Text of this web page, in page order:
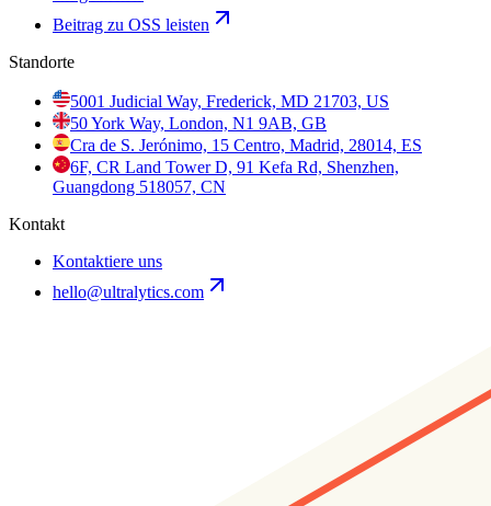
Beitrag zu OSS leisten
Standorte
5001 Judicial Way, Frederick, MD 21703, US
50 York Way, London, N1 9AB, GB
Cra de S. Jerónimo, 15 Centro, Madrid, 28014, ES
6F, CR Land Tower D, 91 Kefa Rd, Shenzhen,
Guangdong 518057, CN
Kontakt
Kontaktiere uns
hello@ultralytics.com